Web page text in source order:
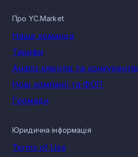
Про YC.Market
Наша команда
Тарифи
Аналіз клієнтів та конкурентів
Нові компанії та ФОП
Громади
Юридична інформація
Terms of Use